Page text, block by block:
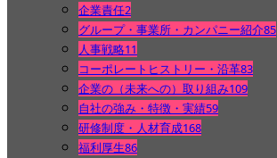
企業責任2
グループ・事業所・カンパニー紹介85
人事戦略11
コーポレートヒストリー・沿革83
企業の（未来への）取り組み109
自社の強み・特徴・実績59
研修制度・人材育成168
福利厚生86